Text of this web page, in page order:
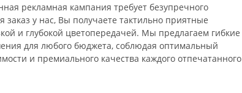
рекламная кампания требует безупречного
у нас, Вы получаете тактильно приятные
и глубокой цветопередачей. Мы предлагаем гибкие
для любого бюджета, соблюдая оптимальный
и премиального качества каждого отпечатанного